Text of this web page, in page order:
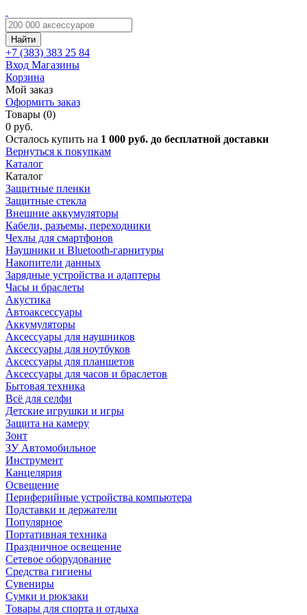
Найти
+7 (383) 383 25 84
Вход Магазины
Корзина
Мой заказ
Оформить заказ
Товары (0)
0 руб.
Осталось купить на 1 000 руб. до бесплатной доставки
Вернуться к покупкам
Каталог
Каталог
Защитные пленки
Защитные стекла
Внешние аккумуляторы
Кабели, разъемы, переходники
Чехлы для смартфонов
Наушники и Bluetooth-гарнитуры
Накопители данных
Зарядные устройства и адаптеры
Часы и браслеты
Акустика
Автоаксессуары
Аккумуляторы
Аксессуары для наушников
Аксессуары для ноутбуков
Аксессуары для планшетов
Аксессуары для часов и браслетов
Бытовая техника
Всё для селфи
Детские игрушки и игры
Защита на камеру
Зонт
ЗУ Автомобильное
Инструмент
Канцелярия
Освещение
Периферийные устройства компьютера
Подставки и держатели
Популярное
Портативная техника
Праздничное освещение
Сетевое оборудование
Средства гигиены
Сувениры
Сумки и рюкзаки
Товары для спорта и отдыха